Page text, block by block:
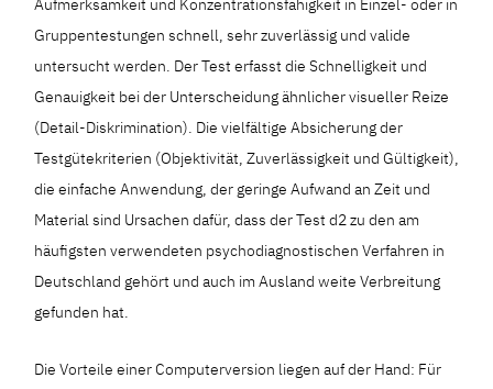
Aufmerksamkeit und Konzentrationsfähigkeit in Einzel- oder in
Gruppentestungen schnell, sehr zuverlässig und valide
untersucht werden. Der Test erfasst die Schnelligkeit und
Genauigkeit bei der Unterscheidung ähnlicher visueller Reize
(Detail-Diskrimination). Die vielfältige Absicherung der
Testgütekriterien (Objektivität, Zuverlässigkeit und Gültigkeit),
die einfache Anwendung, der geringe Aufwand an Zeit und
Material sind Ursachen dafür, dass der Test d2 zu den am
häufigsten verwendeten psychodiagnostischen Verfahren in
Deutschland gehört und auch im Ausland weite Verbreitung
gefunden hat.
Die Vorteile einer Computerversion liegen auf der Hand: Für